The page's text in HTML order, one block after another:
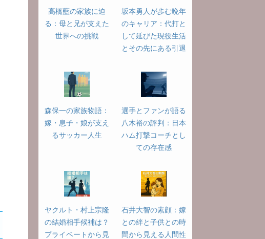
髙橋藍の家族に迫
る：母と兄が支えた
世界への挑戦
坂本勇人が歩む晩年
のキャリア：代打と
して延びた現役生活
とその先にある引退
森保一の家族物語：
嫁・息子・娘が支え
るサッカー人生
選手とファンが語る
八木裕の評判：日本
ハム打撃コーチとし
ての存在感
ヤクルト・村上宗隆
の結婚相手候補は？
プライベートから見
石井大智の素顔：嫁
との絆と子供との時
間から見える人間性